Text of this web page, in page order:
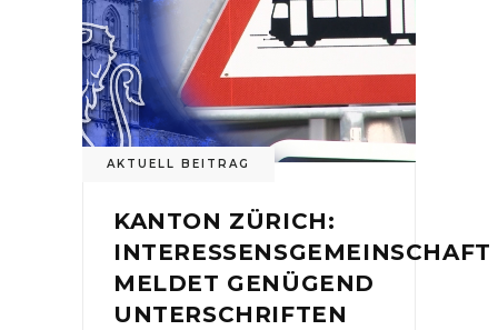
AKTUELL BEITRAG
KANTON ZÜRICH:
INTERESSENSGEMEINSCHAFT
MELDET GENÜGEND
UNTERSCHRIFTEN